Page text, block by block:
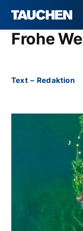
Frohe
Text – Redaktion